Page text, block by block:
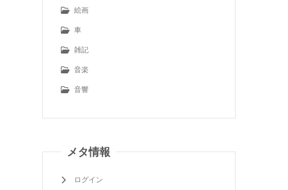
絵画
車
雑記
音楽
音響
メタ情報
ログイン